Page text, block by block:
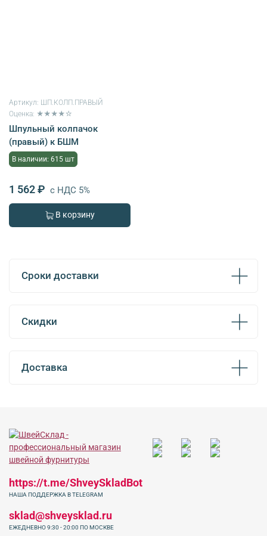
Артикул: ШП.КОЛП.ПРАВЫЙ
Оценка: ★★★★☆
Шпульный колпачок
(правый) к БШМ
В наличии: 615 шт
1 562 ₽ с НДС 5%
В корзину
Сроки доставки
Скидки
Доставка
https://t.me/ShveySkladBot
НАША ПОДДЕРЖКА В TELEGRAM
sklad@shveysklad.ru
ЕЖЕДНЕВНО 9:30 - 20:00 ПО МОСКВЕ